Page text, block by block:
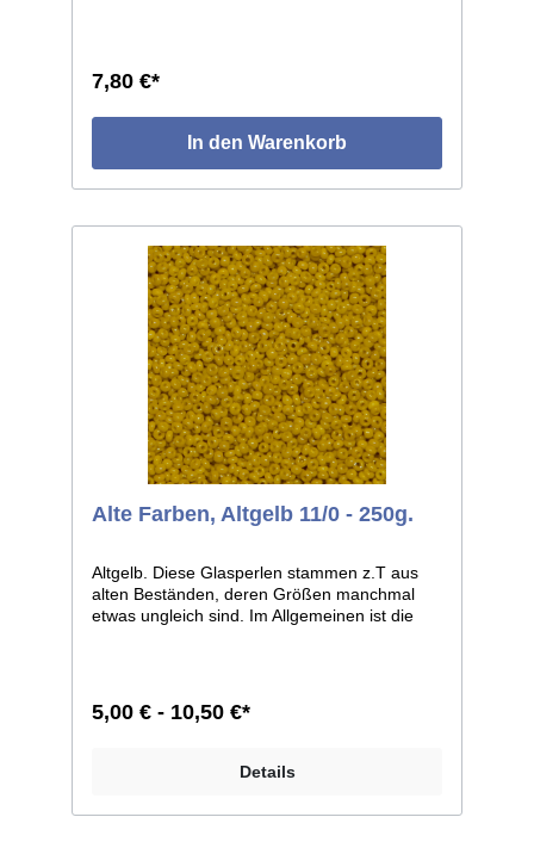
7,80 €*
In den Warenkorb
Alte Farben, Altgelb 11/0 - 250g.
Altgelb. Diese Glasperlen stammen z.T aus
alten Beständen, deren Größen manchmal
etwas ungleich sind. Im Allgemeinen ist die
zusammen verarbeiten. Größe 11/0 entspricht
ca. 2,1mm im Durchmesser; Größe 12/0
Liefereinheit: 100g./250g.
5,00 € - 10,50 €*
Details